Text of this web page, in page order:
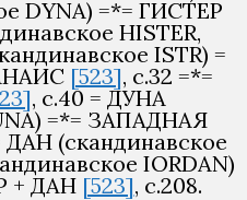
DYNA) =*= ГИСТЕР
HISTER,
ISTR) =
[523], с.32 =*=
, с.40 = ДУНА
=*= ЗАПАДНАЯ
ДАН (скандинавское
IORDAN)
+ ДАН [523], с.208.